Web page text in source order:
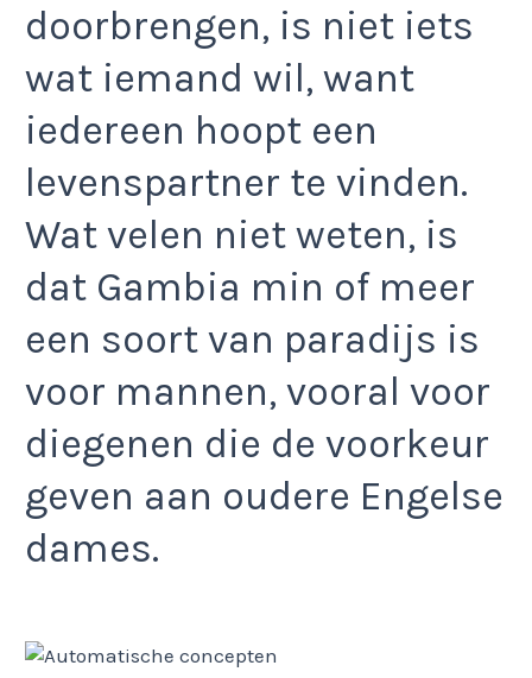
doorbrengen, is niet iets
wat iemand wil, want
iedereen hoopt een
levenspartner te vinden.
Wat velen niet weten, is
dat Gambia min of meer
een soort van paradijs is
voor mannen, vooral voor
diegenen die de voorkeur
geven aan oudere Engelse
dames.